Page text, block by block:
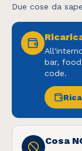
consenso,
Due cose da
bar,
code.
Cosa